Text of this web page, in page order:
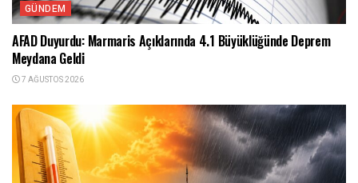
GÜNDEM
AFAD Duyurdu: Marmaris Açıklarında 4.1 Büyüklüğünde Deprem
Meydana Geldi
7 AĞUSTOS 2026